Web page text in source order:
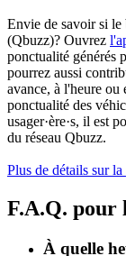
Envie de savoir si le
(Qbuzz)? Ouvrez
ponctualité générés
pourrez aussi
avance, à l'heure ou
ponctualité des
usager·ère·s, il est
du réseau Qbuzz.
Plus de détails sur
F.A.Q. pour
À quelle